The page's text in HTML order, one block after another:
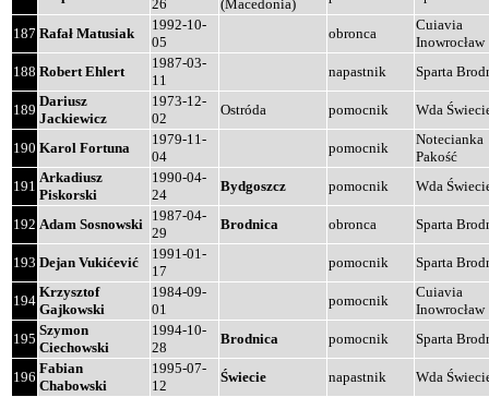
26 (Macedonia)
187 Rafał Matusiak
1992-10-
05
obronca
Cuiavia
Inowrocław
188 Robert Ehlert
1987-03-
11
napastnik Sparta
189
Dariusz
Jackiewicz
1973-12-
02
Ostróda pomocnik Wda
190 Karol Fortuna
1979-11-
04
pomocnik
Notecianka
Pakość
191
Arkadiusz
Piskorski
1990-04-
24
Bydgoszcz pomocnik Wda
192 Adam Sosnowski
1987-04-
29
Brodnica obronca Sparta
193 Dejan Vukićević
1991-01-
17
pomocnik Sparta
194
Krzysztof
Gajkowski
1984-09-
01
pomocnik
Cuiavia
Inowrocław
195
Szymon
Ciechowski
1994-10-
28
Brodnica pomocnik Sparta
196
Fabian
Chabowski
1995-07-
12
Świecie napastnik Wda